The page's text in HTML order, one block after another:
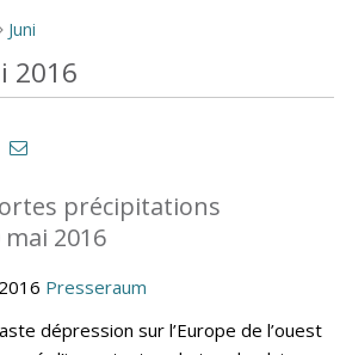
Juni
2016
précipitations
2016
Presseraum
dépression sur l’Europe de l’ouest